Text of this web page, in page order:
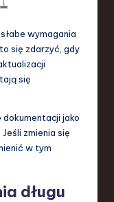
wymagania
się zdarzyć, gdy
się
jako
zmienia się
w tym
długu